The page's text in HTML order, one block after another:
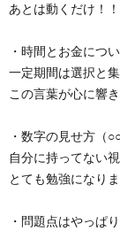
あとは動くだけ！！
・時間とお金につ
一定期間は選択と
この言葉が心に響き
・数字の見せ方（
自分に持ってない視
とても勉強になりま
・問題点はやっぱり